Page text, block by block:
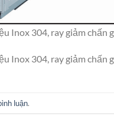
Inox 304, ray giảm chấn
Inox 304, ray giảm chấn
luận.